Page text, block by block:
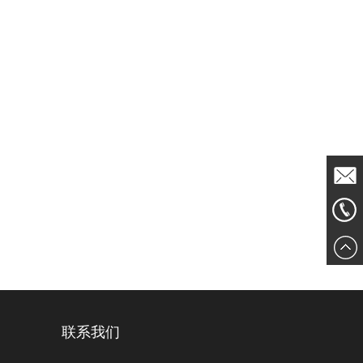
联系我们
发送邮
件